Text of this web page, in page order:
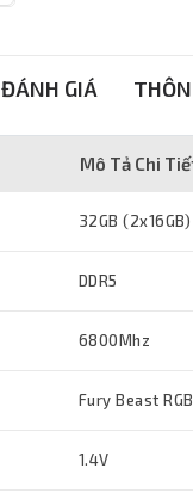
ĐÁNH GIÁ
Mô Tả Chi
32GB (2x16GB)
DDR5
6800Mhz
Fury Beast RGB
1.4V